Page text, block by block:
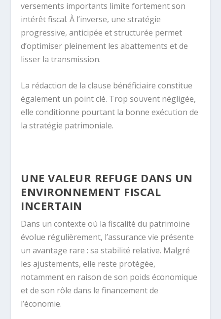
versements importants limite fortement son
intérêt fiscal. À l’inverse, une stratégie
progressive, anticipée et structurée permet
d’optimiser pleinement les abattements et de
lisser la transmission.
La rédaction de la clause bénéficiaire constitue
également un point clé. Trop souvent négligée,
elle conditionne pourtant la bonne exécution de
la stratégie patrimoniale.
UNE VALEUR REFUGE DANS UN
ENVIRONNEMENT FISCAL
INCERTAIN
Dans un contexte où la fiscalité du patrimoine
évolue régulièrement, l’assurance vie présente
un avantage rare : sa stabilité relative. Malgré
les ajustements, elle reste protégée,
notamment en raison de son poids économique
et de son rôle dans le financement de
l’économie.